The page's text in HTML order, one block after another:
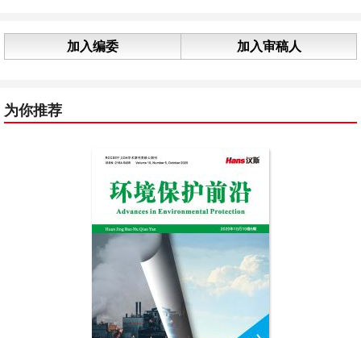
加入编委 加入审稿人
为你推荐